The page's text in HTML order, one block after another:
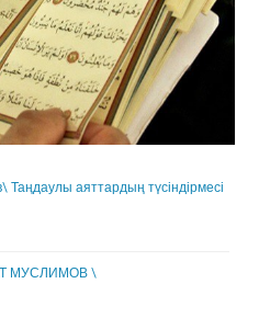
аяттардың түсіндірмесі
МУСЛИМОВ \